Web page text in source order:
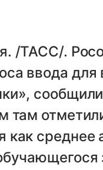
/ТАСС/.
ввода для
там
как